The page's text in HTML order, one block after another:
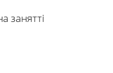
занятті